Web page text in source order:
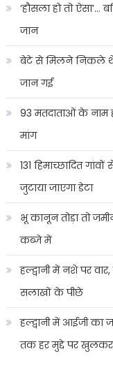
‘हौसला हो तो
जान
बेटे से मिलने निकले थे,
जान गई
93 मतदाताओं के नाम
मांग
131 हिमाच्छादित
जुटाया जाएगा डेटा
भू कानून तोड़ा तो
कब्जे में
हल्द्वानी में नशे पर
सलाखों के पीछे
हल्द्वानी में आईजी का
तक हर मुद्दे पर खुलकर